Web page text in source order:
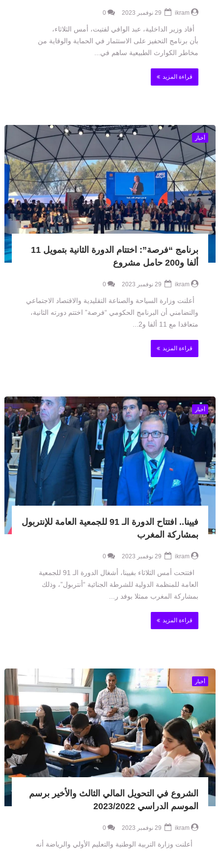
ikram
0
أفاد وزير الداخلية، عبد الوافي لفتيت، أمس الثلاثاء،
بأن برنامج التحفيز على الاستثمار في الحماية والوقاية من
مخاطر الكوارث الطبيعية ساهم في...
قراءة المزيد
أخبار
برنامج “فرصة”: اختتام الدورة الثانية بتمويل 11
ألفا و200 حامل مشروع
ikram
0
أعلنت وزارة السياحة والصناعة التقليدية والاقتصاد الاجتماعي
والتضامني أن البرنامج الحكومي “فرصة” اختتم دورته الثانية،
متعاقدا مع 11 ألفا و2...
قراءة المزيد
أخبار
فيينا.. افتتاح الدورة الـ 91 للجمعية العامة للإنتربول
بمشاركة المغرب
ikram
0
افتتحت أمس الثلاثاء بفيينا، أشغال الدورة الـ 91 للجمعية
العامة للمنظمة الدولية للشرطة الجنائية “أنتربول”، وذلك
بمشاركة المغرب ممثلا بوفد ر...
قراءة المزيد
أخبار
الشروع في التحويل المالي الثالث والأخير برسم
الموسم الدراسي 2023/2022
ikram
0
أعلنت وزارة التربية الوطنية والتعليم الأولي والرياضة أنه